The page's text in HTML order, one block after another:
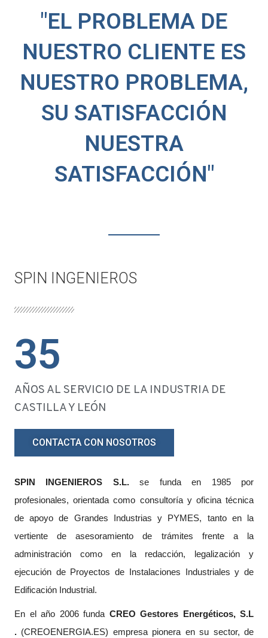
"EL PROBLEMA DE
NUESTRO CLIENTE ES
NUESTRO PROBLEMA,
SU SATISFACCIÓN
NUESTRA
SATISFACCIÓN"
SPIN INGENIEROS
35
AÑOS AL SERVICIO DE LA INDUSTRIA DE
CASTILLA Y LEÓN
CONTACTA CON NOSOTROS
SPIN INGENIEROS S.L.se funda en 1985 por
profesionales, orientada como consultoría y oficina técnica
de apoyo de Grandes Industrias y PYMES, tanto en la
vertiente de asesoramiento de trámites frente a la
administración como en la redacción, legalización y
ejecución de Proyectos de Instalaciones Industriales y de
Edificación Industrial.
En el año 2006 funda CREO Gestores Energéticos, S.L
. (CREOENERGIA.ES) empresa pionera en su sector, de